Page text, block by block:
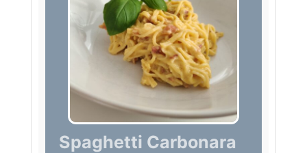
Spaghetti Carbonara